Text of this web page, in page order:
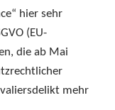
hier sehr
(EU-
die ab Mai
mehr